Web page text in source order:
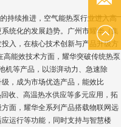
持续推进，空气能热泵行业进入高
统化的发展趋势。广州市耀华（集
入，在核心技术创新与产品升级方
能效技术方面，耀华突破传统热泵
机等产品，以澎湃动力、急速除
，成为市场优选产品，能效比
收、高温热水供应等多元应用，拓
面，耀华全系列产品搭载物联网远
运行等功能，同时支持与智慧楼
EMAIL
US